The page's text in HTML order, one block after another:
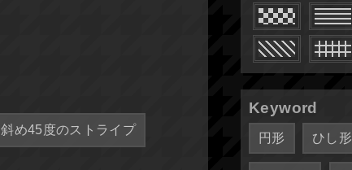
斜め45度のストライプ
Keyword
円形 ひし形